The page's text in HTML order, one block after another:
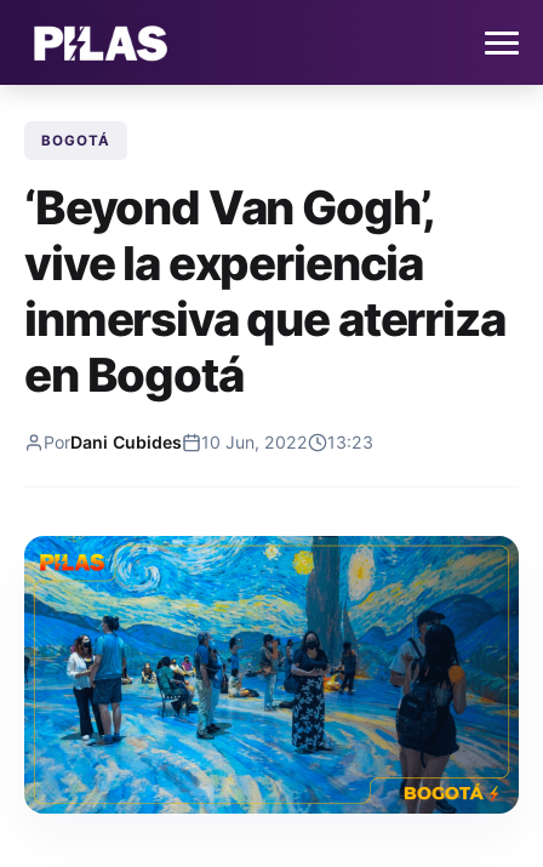
NOTICIAS
QUIÉNES SOMOS
CONTACTO
SUSCRÍBETE
BOGOTÁ
‘Beyond Van Gogh’,
vive la experiencia
inmersiva que aterriza
en Bogotá
PorDani Cubides 10 Jun, 2022 13:23